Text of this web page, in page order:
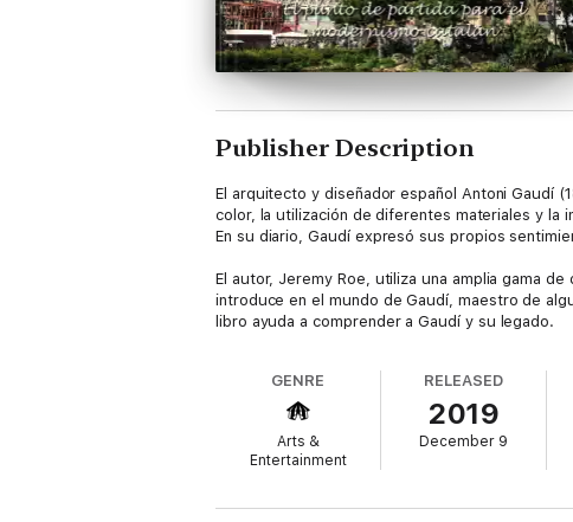
Publisher Description
El arquitecto y diseñador español Antoni Gaudí
color, la utilización de diferentes materiales y la
En su diario, Gaudí expresó sus propios
El autor, Jeremy Roe, utiliza una amplia gama
introduce en el mundo de Gaudí, maestro de
libro ayuda a comprender a Gaudí y su legado.
GENRE
Arts &
Entertainment
RELEASED
2019
December 9